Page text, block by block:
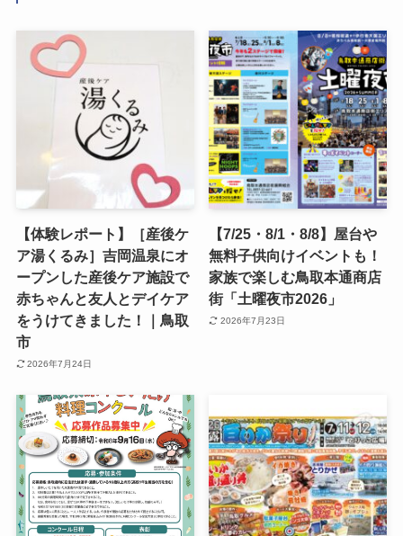
【体験レポート】［産後ケ
ア湯くるみ］吉岡温泉にオ
ープンした産後ケア施設で
赤ちゃんと友人とデイケア
をうけてきました！｜鳥取
市
2026年7月24日
【7/25・8/1・8/8】屋台や
無料子供向けイベントも！
家族で楽しむ鳥取本通商店
街「土曜夜市2026」
2026年7月23日